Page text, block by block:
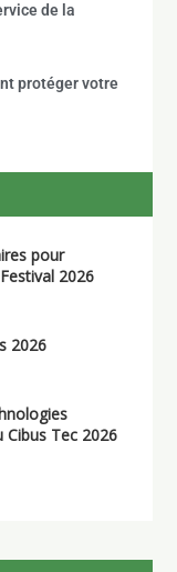
de la
protéger votre
pour
2026
2026
Tec 2026